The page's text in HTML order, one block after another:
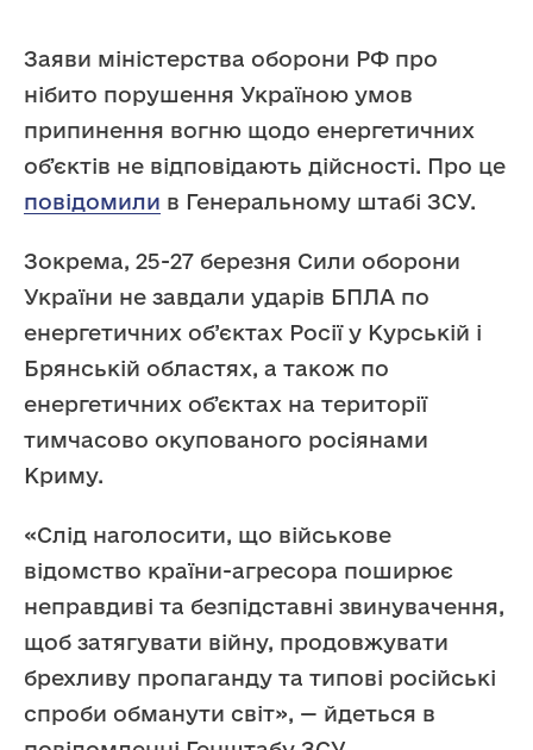
Заяви міністерства оборони РФ про
нібито порушення Україною умов
припинення вогню щодо енергетичних
обʼєктів не відповідають дійсності. Про це
повідомили в Генеральному штабі ЗСУ.
Зокрема, 25-27 березня Сили оборони
України не завдали ударів БПЛА по
енергетичних об’єктах Росії у Курській і
Брянській областях, а також по
енергетичних обʼєктах на території
тимчасово окупованого росіянами
Криму.
«Слід наголосити, що військове
відомство країни-агресора поширює
неправдиві та безпідставні звинувачення,
щоб затягувати війну, продовжувати
брехливу пропаганду та типові російські
спроби обманути світ», — йдеться в